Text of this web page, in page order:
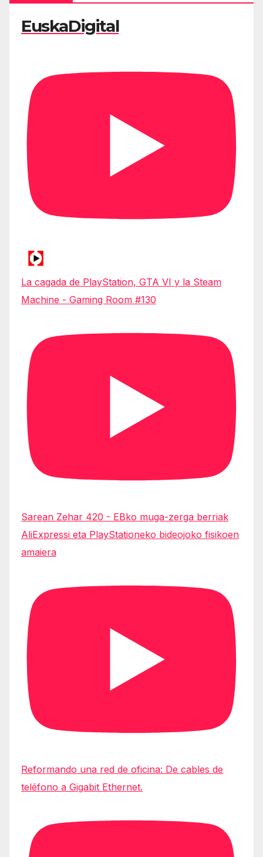
EuskaDigital
La cagada de PlayStation, GTA VI y la Steam
Machine - Gaming Room #130
Sarean Zehar 420 - EBko muga-zerga berriak
AliExpressi eta PlayStationeko bideojoko fisikoen
amaiera
Reformando una red de oficina: De cables de
teléfono a Gigabit Ethernet.